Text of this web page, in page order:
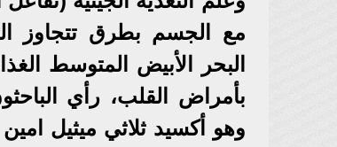
مع الجسم بطرق تتجاوز
البحر الأبيض المتوسط
وهو أكسيد ثلاثي ميثيل امين